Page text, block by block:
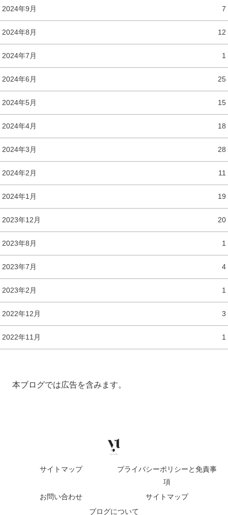
2024年9月 7
2024年8月 12
2024年7月 1
2024年6月 25
2024年5月 15
2024年4月 18
2024年3月 28
2024年2月 11
2024年1月 19
2023年12月 20
2023年8月 1
2023年7月 4
2023年2月 1
2022年12月 3
2022年11月 1
本ブログでは広告を含みます。
サイトマップ
プライバシーポリシーと免責事
項
お問い合わせ
サイトマップ
ブログについて